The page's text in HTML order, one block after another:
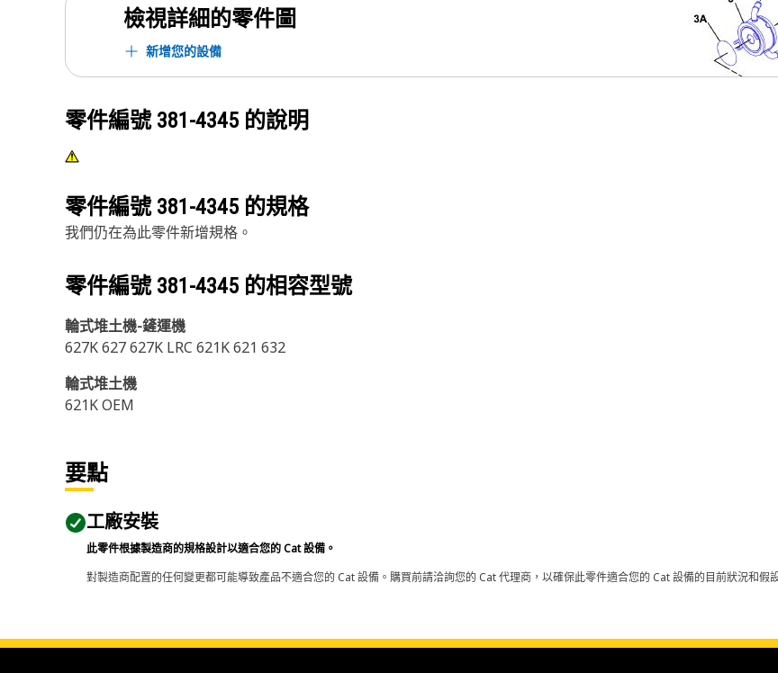
檢視詳細的零件圖
新增您的設備
零件編號 381-4345 的說明
零件編號 381-4345 的規格
我們仍在為此零件新增規格。
零件編號 381-4345 的相容型號
輪式堆土機-鏟運機
627K 627 627K LRC 621K 621 632
輪式堆土機
621K OEM
要點
工廠安裝
此零件根據製造商的規格設計以適合您的 Cat 設備。
對製造商配置的任何變更都可能導致產品不適合您的 Cat 設備。購買前請洽詢您的 Cat 代理商，以確保此零件適合您的 Cat 設備的目前狀況和假